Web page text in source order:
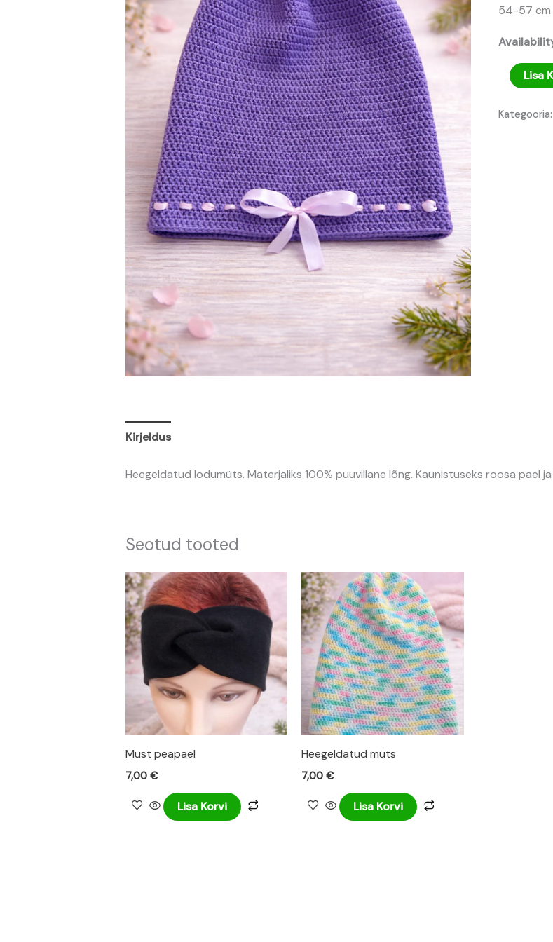
54-57 cm
Lisa
Kirjeldus
Heegeldatud lodumüts. Materjaliks 100% puuvillane lõng. Kaunistuseks roosa pael
Seotud tooted
Must peapael
7,00 €
Lisa Korvi
Heegeldatud müts
7,00€
Lisa Korvi